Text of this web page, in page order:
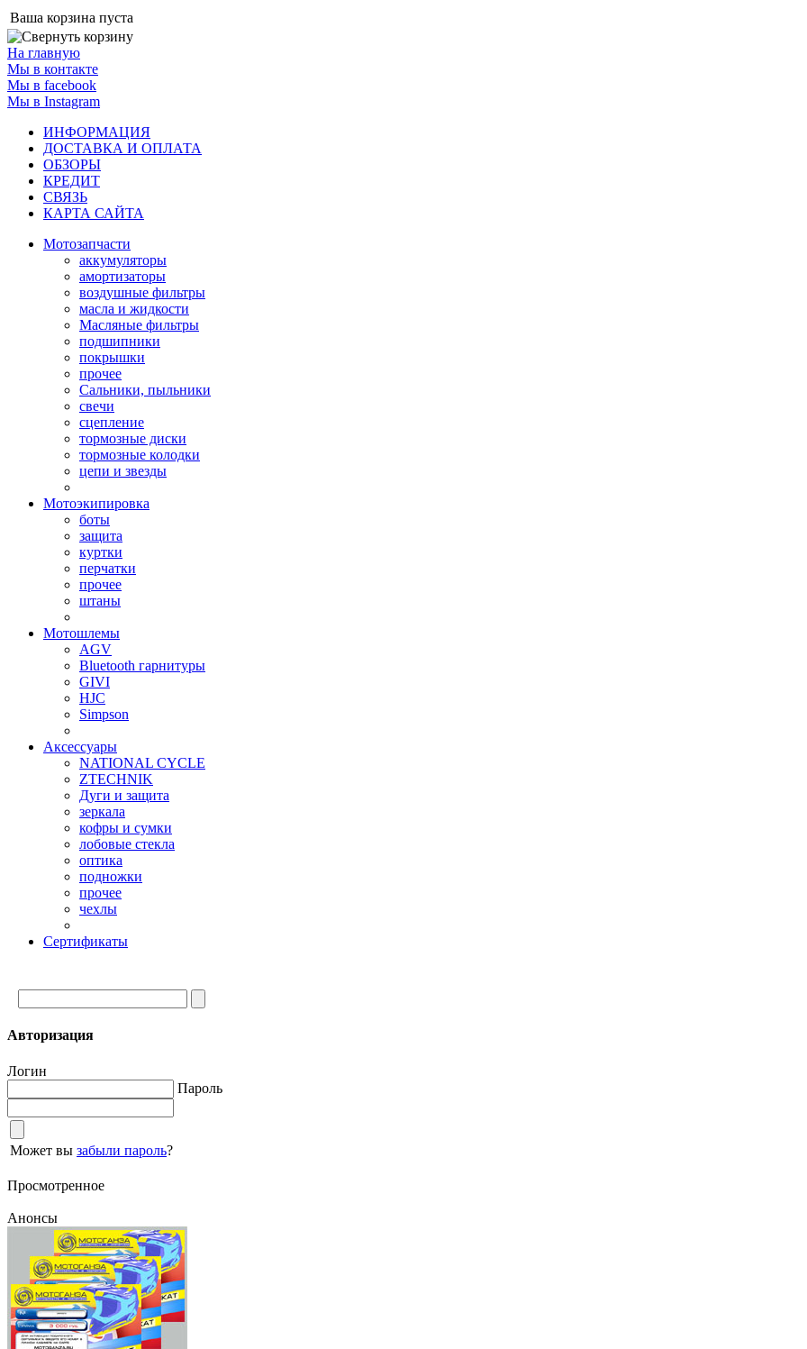
Ваша корзина пуста
На главную
Мы в контакте
Мы в facebook
Мы в Instagram
ИНФОРМАЦИЯ
ДОСТАВКА И ОПЛАТА
ОБЗОРЫ
КРЕДИТ
СВЯЗЬ
КАРТА САЙТА
Мотозапчасти
аккумуляторы
амортизаторы
воздушные фильтры
масла и жидкости
Масляные фильтры
подшипники
покрышки
прочее
Сальники, пыльники
свечи
сцепление
тормозные диски
тормозные колодки
цепи и звезды
Мотоэкипировка
боты
защита
куртки
перчатки
прочее
штаны
Мотошлемы
AGV
Bluetooth гарнитуры
GIVI
HJC
Simpson
Аксессуары
NATIONAL CYCLE
ZTECHNIK
Дуги и защита
зеркала
кофры и сумки
лобовые стекла
оптика
подножки
прочее
чехлы
Сертификаты
Авторизация
Логин
Пароль
Может вы забыли пароль?
Просмотренное
Анонсы